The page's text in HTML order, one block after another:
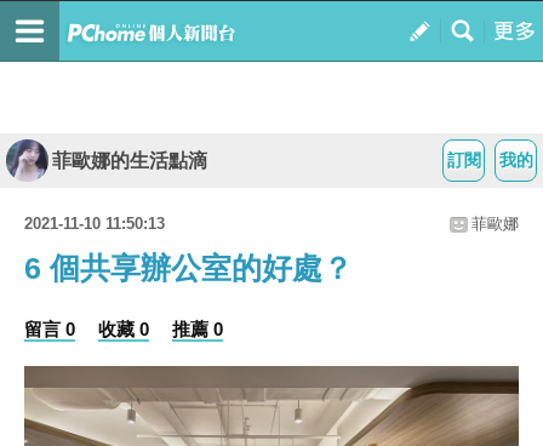
我的
訂閱
菲歐娜的生活點滴
2021-11-10 11:50:13 菲歐娜
6 個共享辦公室的好處？
留言 0 收藏 0 推薦 0